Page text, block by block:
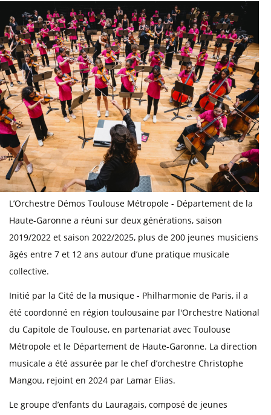
L’Orchestre Démos Toulouse Métropole - Département de la
Haute-Garonne a réuni sur deux générations, saison
2019/2022 et saison 2022/2025, plus de 200 jeunes musiciens
âgés entre 7 et 12 ans autour d’une pratique musicale
collective.
Initié par la Cité de la musique - Philharmonie de Paris, il a
été coordonné en région toulousaine par l'Orchestre National
du Capitole de Toulouse, en partenariat avec Toulouse
Métropole et le Département de Haute-Garonne. La direction
musicale a été assurée par le chef d’orchestre Christophe
Mangou, rejoint en 2024 par Lamar Elias.
Le groupe d’enfants du Lauragais, composé de jeunes